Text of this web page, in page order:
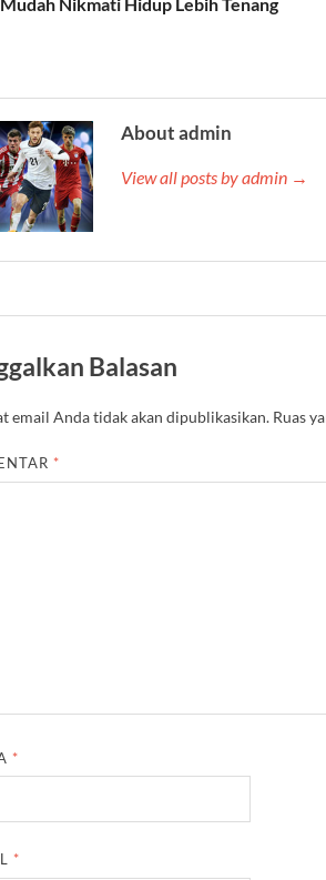
About admin
View all posts by admin →
Balasan
email Anda tidak akan dipublikasikan. Ruas
*
*
*